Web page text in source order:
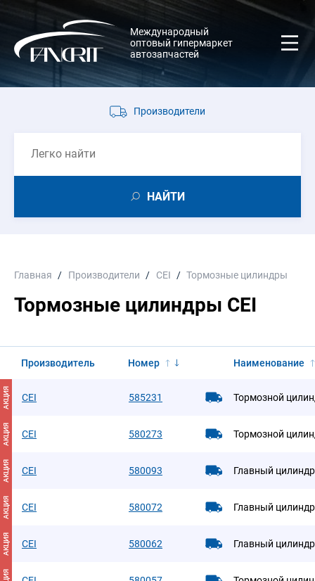
Международный
оптовый гипермаркет
автозапчастей
Производители
НАЙТИ
Главная Производители CEI Тормозные цилиндры
Тормозные цилиндры CEI
Производитель Номер Наименование
АКЦИЯ CEI 585231 Тормозной
АКЦИЯ CEI 580273 Тормозной
АКЦИЯ CEI 580093 Главный
АКЦИЯ CEI 580072 Главный
АКЦИЯ CEI 580062 Главный